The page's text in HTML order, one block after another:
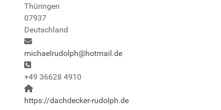
Thüringen
07937
Deutschland
E-Mail:
michaelrudolph@hotmail.de
Telefon:
+49 36628 4910
Website:
https://dachdecker-rudolph.de